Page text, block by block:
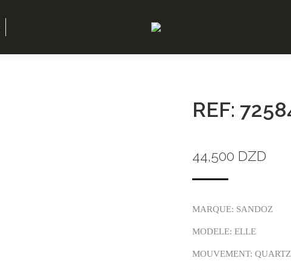
REF:
44,500 DZD
MARQUE: SANDOZ
MODELE: ELLE
MOUVEMENT: